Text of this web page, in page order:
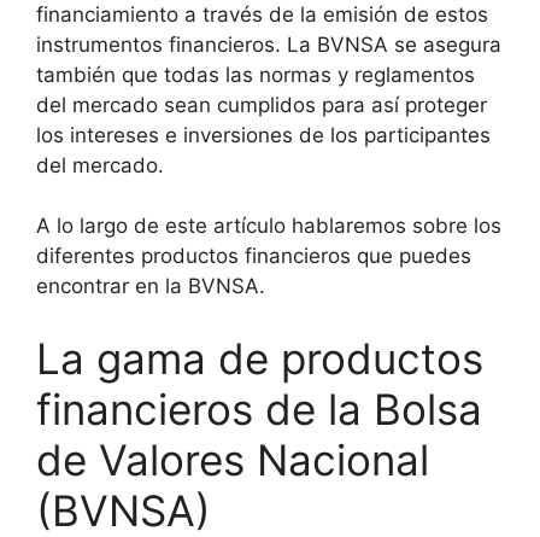
financiamiento a través de la emisión de estos
instrumentos financieros. La BVNSA se asegura
también que todas las normas y reglamentos
del mercado sean cumplidos para así proteger
los intereses e inversiones de los participantes
del mercado.
A lo largo de este artículo hablaremos sobre los
diferentes productos financieros que puedes
encontrar en la BVNSA.
La gama de productos
financieros de la Bolsa
de Valores Nacional
(BVNSA)